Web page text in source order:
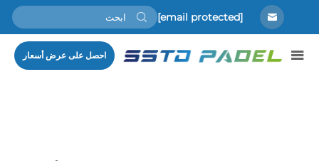
[email protected]
احصل على عرض أسعار